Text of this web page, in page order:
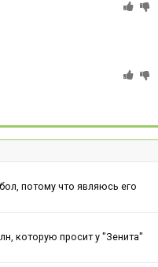
потому что являюсь его
которую просит у "Зенита"